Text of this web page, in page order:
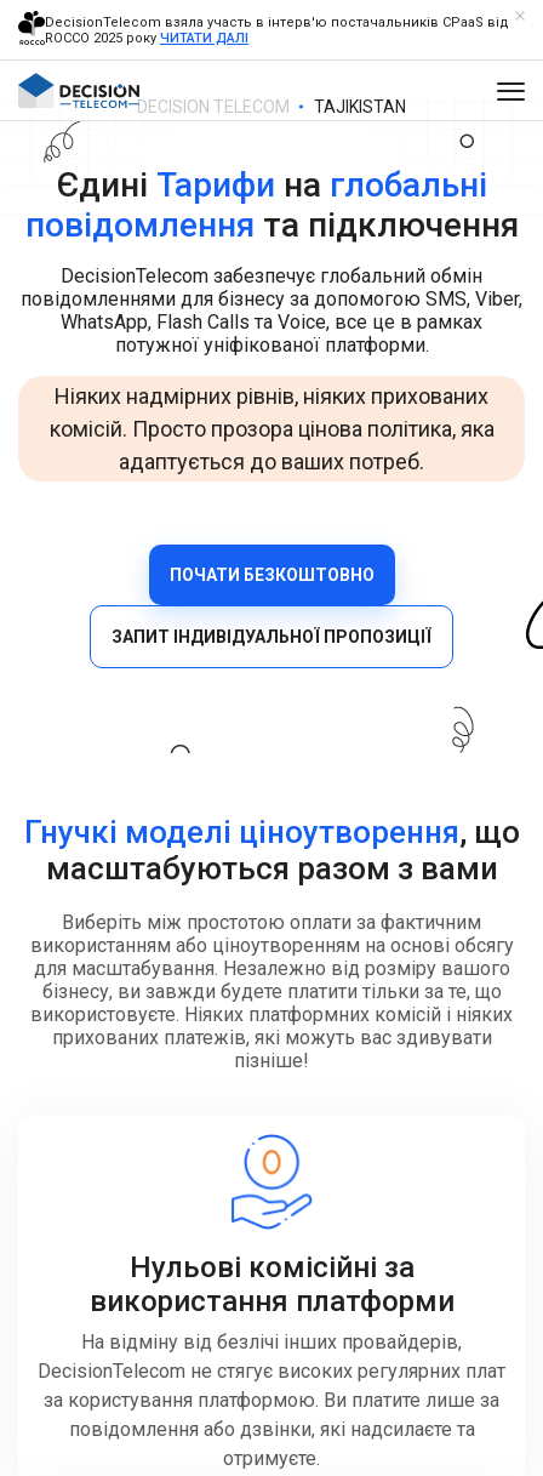
DecisionTelecom взяла участь в інтерв'ю постачальників CPaaS від
ROCCO 2025 року ЧИТАТИ ДАЛІ
DECISION TELECOM TAJIKISTAN
Єдині Тарифи на глобальні
повідомлення та підключення
DecisionTelecom забезпечує глобальний обмін
повідомленнями для бізнесу за допомогою SMS, Viber,
WhatsApp, Flash Calls та Voice, все це в рамках
потужної уніфікованої платформи.
Ніяких надмірних рівнів, ніяких прихованих
комісій. Просто прозора цінова політика, яка
адаптується до ваших потреб.
ПОЧАТИ БЕЗКОШТОВНО
ЗАПИТ ІНДИВІДУАЛЬНОЇ ПРОПОЗИЦІЇ
Гнучкі моделі ціноутворення, що
масштабуються разом з вами
Виберіть між простотою оплати за фактичним
використанням або ціноутворенням на основі обсягу
для масштабування. Незалежно від розміру вашого
бізнесу, ви завжди будете платити тільки за те, що
використовуєте. Ніяких платформних комісій і ніяких
прихованих платежів, які можуть вас здивувати
пізніше!
Нульові комісійні за
використання платформи
На відміну від безлічі інших провайдерів,
DecisionTelecom не стягує високих регулярних плат
за користування платформою. Ви платите лише за
повідомлення або дзвінки, які надсилаєте та
отримуєте.